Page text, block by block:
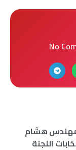
No
هشام
اللجنة